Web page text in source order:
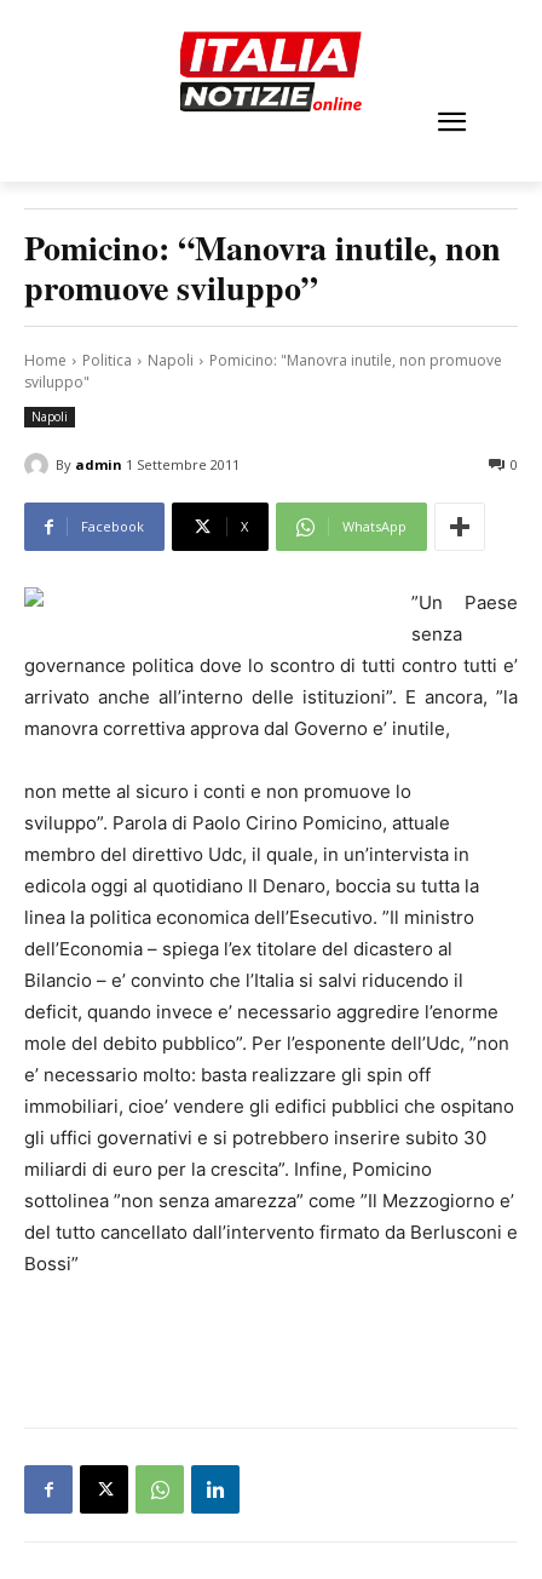
Pomicino: “Manovra inutile, non
promuove sviluppo”
Home Politica Napoli
Pomicino: "Manovra inutile, non promuove
sviluppo"
Napoli
By admin 1 Settembre 2011 0
Facebook X WhatsApp
”Un Paese
senza
governance politica dove lo scontro di tutti contro tutti e’
arrivato anche all’interno delle istituzioni”. E ancora, ”la
manovra correttiva approva dal Governo e’ inutile,
non mette al sicuro i conti e non promuove lo
sviluppo”. Parola di Paolo Cirino Pomicino, attuale
membro del direttivo Udc, il quale, in un’intervista in
edicola oggi al quotidiano Il Denaro, boccia su tutta la
linea la politica economica dell’Esecutivo. ”Il ministro
dell’Economia – spiega l’ex titolare del dicastero al
Bilancio – e’ convinto che l’Italia si salvi riducendo il
deficit, quando invece e’ necessario aggredire l’enorme
mole del debito pubblico”. Per l’esponente dell’Udc, ”non
e’ necessario molto: basta realizzare gli spin off
immobiliari, cioe’ vendere gli edifici pubblici che ospitano
gli uffici governativi e si potrebbero inserire subito 30
miliardi di euro per la crescita”. Infine, Pomicino
sottolinea ”non senza amarezza” come ”Il Mezzogiorno e’
del tutto cancellato dall’intervento firmato da Berlusconi e
Bossi”